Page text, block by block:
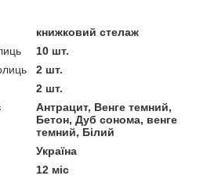
книжковий стелаж
10 шт.
2 шт.
2 шт.
Антрацит, Венге темний,
Бетон, Дуб сонома, венге
темний, Білий
Україна
12 міс